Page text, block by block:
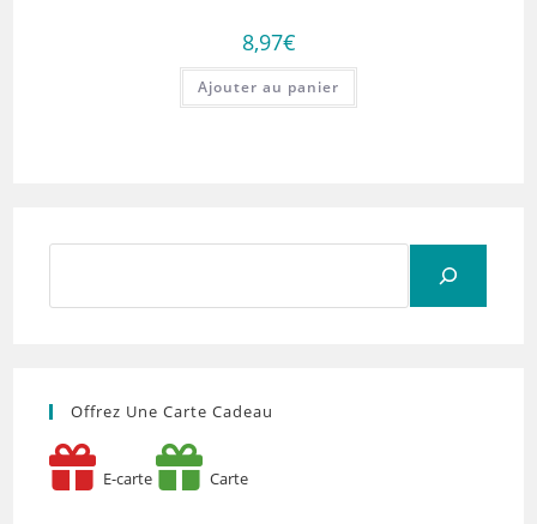
8,97€
Ajouter au panier
Offrez Une Carte Cadeau
E-carte Carte